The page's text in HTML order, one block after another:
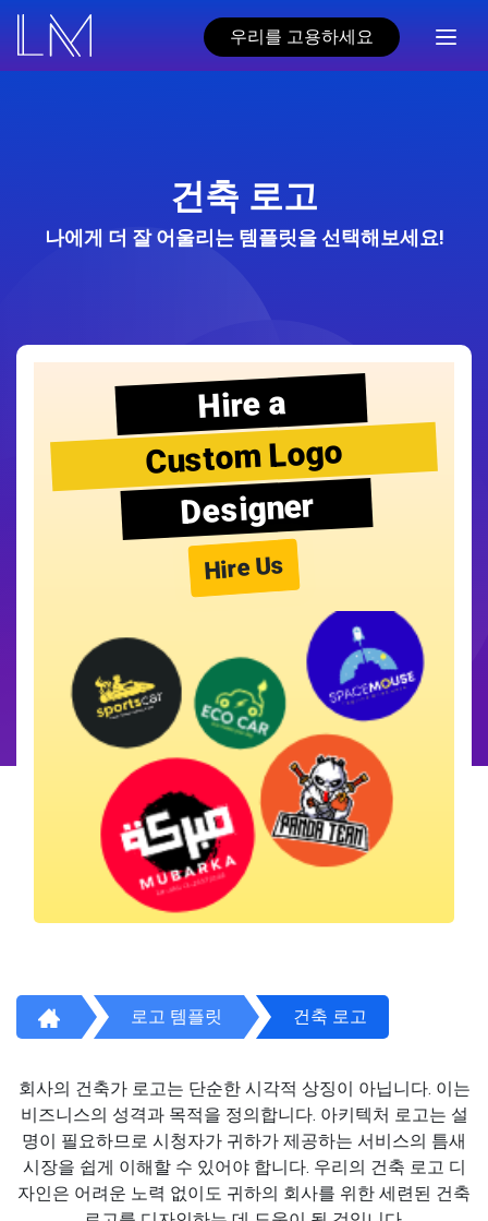
우리를 고용하세요
건축 로고
나에게 더 잘 어울리는 템플릿을 선택해보세요!
Hire a
Custom Logo
Designer
Hire Us
로고 템플릿 건축 로고
회사의 건축가 로고는 단순한 시각적 상징이 아닙니다. 이는
비즈니스의 성격과 목적을 정의합니다. 아키텍처 로고는 설
명이 필요하므로 시청자가 귀하가 제공하는 서비스의 틈새
시장을 쉽게 이해할 수 있어야 합니다. 우리의 건축 로고 디
자인은 어려운 노력 없이도 귀하의 회사를 위한 세련된 건축